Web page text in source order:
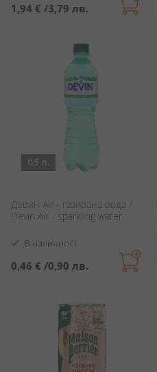
1,94 € /3,79 лв.
0.5 л.
Девин Air - газирана вода /
Devin Air - sparkling water
В наличност
0,46 € /0,90 лв.